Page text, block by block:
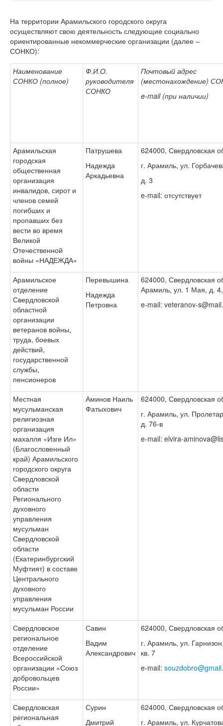
На территории Арамильского городского округа
осуществляют свою деятельность следующие социально
ориентированные некоммерческие организации (далее –
СОНКО):
Наименование
СОНКО (полное)
Ф.И.О.
руководителя
СОНКО
Почтовый адрес
(местонахождение)
e-mail(при наличии)
Арамильская
городская
общественная
организация
инвалидов, сирот и
членов семей
погибших и
пропавших без
вести во время
Великой
Отечественной
войны «НАДЕЖДА»
Патрушева
Надежда
Аркадьевна
624000, Свердловская
г. Арамиль, ул.
д. 3
e-mail: отсутствует
Арамильское
отделение
Свердловской
областной
организации
ветеранов войны,
труда, боевых
действий,
государственной
службы,
пенсионеров
Перевышина
Надежда
Петровна
624000, Свердловская
Арамиль, ул. 1 Мая, д.
e-mail: veteranov-
Местная
мусульманская
религиозная
организация
махалля «Изге Ил»
(Благословенный
край) Арамильского
городского округа
Свердловской
области
Регионального
духовного
управления
мусульман
Свердловской
области
(Екатеринбургский
Муфтият) в составе
Центрального
духовного
управления
мусульман России
Аминов Наиль
Фатыхович
624000, Свердловская
г. Арамиль, ул.
д. 76-в
e-mail: elvira-
Свердловское
региональное
отделение
Всероссийской
организации «Союз
добровольцев
России»
Савин
Вадим
Александрович
624000, Свердловская
г. Арамиль, ул.
кв. 7
e-mail:
Свердловская
региональная
Сурин
Дмитрий
624000, Свердловская
г. Арамиль, ул.